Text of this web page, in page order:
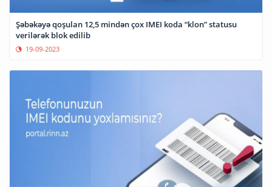
Şəbəkəyə qoşulan 12,5 mindən çox IMEI koda “klon” statusu
verilərək blok edilib
19-09-2023